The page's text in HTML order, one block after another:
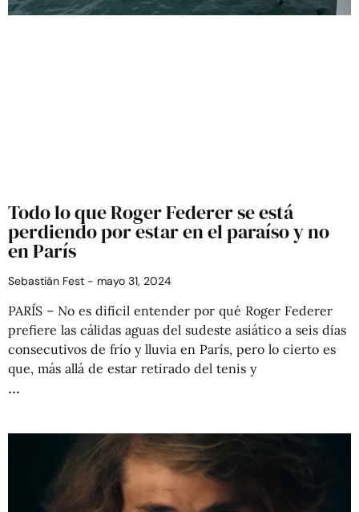
Todo lo que Roger Federer se está
perdiendo por estar en el paraíso y no
en París
Sebastián Fest mayo 31, 2024
PARÍS – No es difícil entender por qué Roger Federer
prefiere las cálidas aguas del sudeste asiático a seis días
consecutivos de frío y lluvia en París, pero lo cierto es
que, más allá de estar retirado del tenis y